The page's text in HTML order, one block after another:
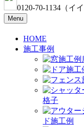
0120-70-1134 （イ
Menu
HOME
施工事例
格子
ド施工例